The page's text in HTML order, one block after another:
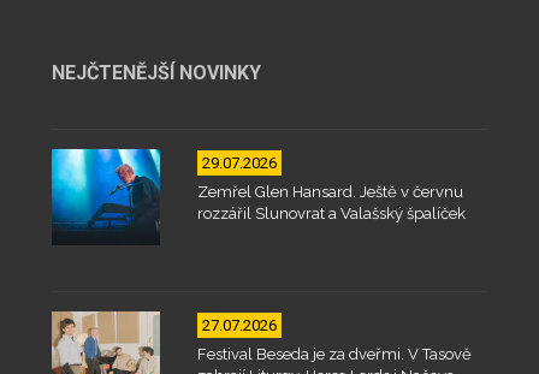
NEJČTENĚJŠÍ NOVINKY
29.07.2026
Zemřel Glen Hansard. Ještě v červnu
rozzářil Slunovrat a Valašský špalíček
27.07.2026
Festival Beseda je za dveřmi. V Tasově